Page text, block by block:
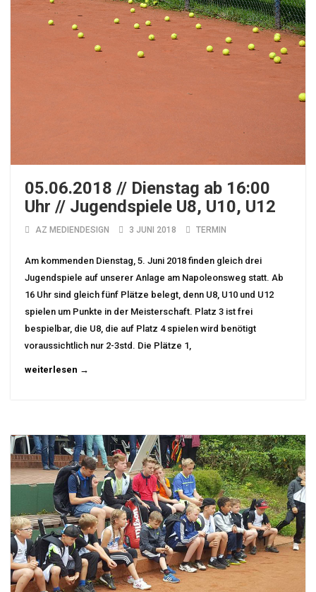
05.06.2018 // Dienstag ab 16:00
Uhr // Jugendspiele U8, U10, U12
AZ MEDIENDESIGN 3 JUNI 2018 TERMIN
Am kommenden Dienstag, 5. Juni 2018 finden gleich drei
Jugendspiele auf unserer Anlage am Napoleonsweg statt. Ab
16 Uhr sind gleich fünf Plätze belegt, denn U8, U10 und U12
spielen um Punkte in der Meisterschaft. Platz 3 ist frei
bespielbar, die U8, die auf Platz 4 spielen wird benötigt
voraussichtlich nur 2-3std. Die Plätze 1,
weiterlesen →